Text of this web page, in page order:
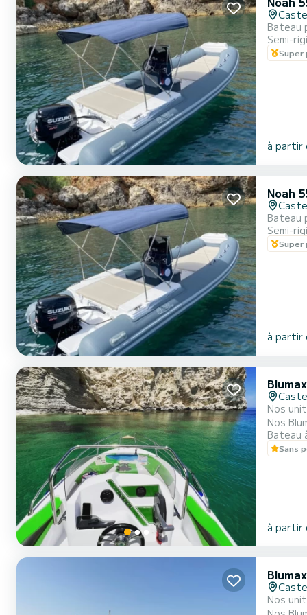
Bateau
Semi-
à partir
Noah
Bateau
Semi-
à partir
Nos
Nos
préférés de nos clients. •Le bateau
Bateau
Sans
à partir
Nos